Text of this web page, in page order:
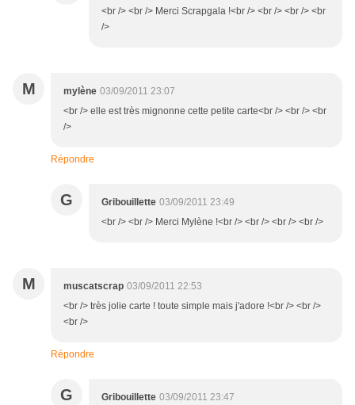
<br /> <br /> Merci Scrapgala !<br /> <br /> <br /> <br
/>
M mylène 03/09/2011 23:07
<br /> elle est très mignonne cette petite carte<br /> <br /> <br
/>
Répondre
G Gribouillette 03/09/2011 23:49
<br /> <br /> Merci Mylène !<br /> <br /> <br /> <br />
M muscatscrap 03/09/2011 22:53
<br /> très jolie carte ! toute simple mais j'adore !<br /> <br />
<br />
Répondre
G Gribouillette 03/09/2011 23:47